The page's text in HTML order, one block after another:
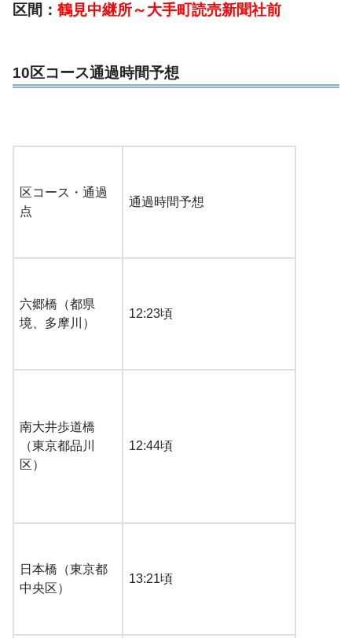
区間： 鶴見中継所～大手町読売新聞社前
10区コース通過時間予想
区コース・通過
点
通過時間予想
六郷橋（都県
境、多摩川）
12:23頃
南大井歩道橋
（東京都品川
区）
12:44頃
日本橋（東京都
中央区）
13:21頃